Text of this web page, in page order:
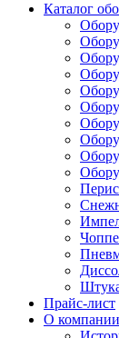
Каталог
Прайс-лист
О компании